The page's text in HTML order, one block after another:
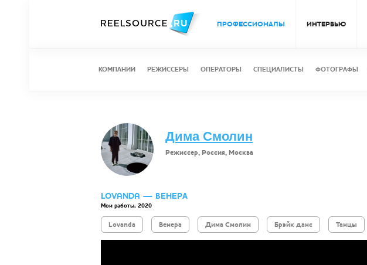
ПРОФЕССИОНАЛЫ ИНТЕРВЬЮ
КОМПАНИИ РЕЖИССЕРЫ ОПЕРАТОРЫ СПЕЦИАЛИСТЫ ФОТОГРАФЫ
Дима Смолин
Режиссер, Россия, Москва
LOVANDA — ВЕНЕРА
Мои работы, 2020
Lovanda Венера Дима Смолин Брэйк данс Танцы